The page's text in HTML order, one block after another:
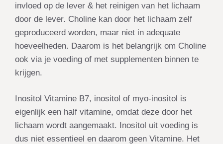
invloed op de lever & het reinigen van het lichaam
door de lever. Choline kan door het lichaam zelf
geproduceerd worden, maar niet in adequate
hoeveelheden. Daarom is het belangrijk om Choline
ook via je voeding of met supplementen binnen te
krijgen.
Inositol Vitamine B7, inositol of myo-inositol is
eigenlijk een half vitamine, omdat deze door het
lichaam wordt aangemaakt. Inositol uit voeding is
dus niet essentieel en daarom geen Vitamine. Het